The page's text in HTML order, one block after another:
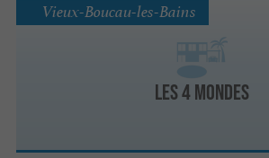
Les 4 Mondes
Vieux-Boucau-les-Bains